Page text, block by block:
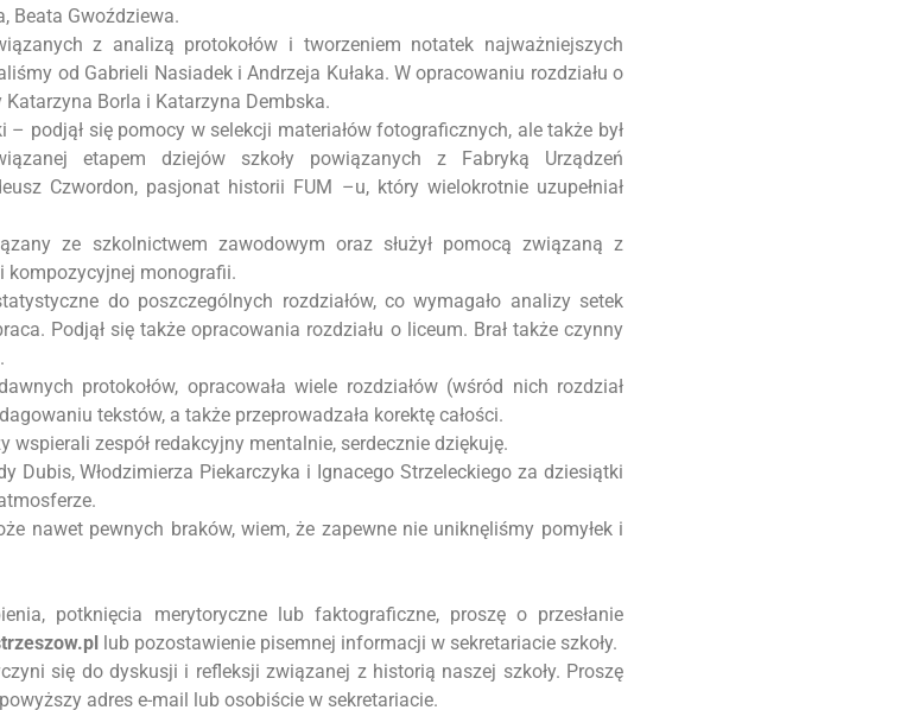
Beata Gwoździewa.
z analizą protokołów i tworzeniem notatek najważniejszych
od Gabrieli Nasiadek i Andrzeja Kułaka. W opracowaniu rozdziału o
Borla i Katarzyna Dembska.
podjął się pomocy w selekcji materiałów fotograficznych, ale także był
etapem dziejów szkoły powiązanych z Fabryką Urządzeń
Czwordon, pasjonat historii FUM –u, który wielokrotnie uzupełniał
ze szkolnictwem zawodowym oraz służył pomocą związaną z
kompozycyjnej monografii.
do poszczególnych rozdziałów, co wymagało analizy setek
Podjął się także opracowania rozdziału o liceum. Brał także czynny
protokołów, opracowała wiele rozdziałów (wśród nich rozdział
tekstów, a także przeprowadzała korektę całości.
zespół redakcyjny mentalnie, serdecznie dziękuję.
Dubis, Włodzimierza Piekarczyka i Ignacego Strzeleckiego za dziesiątki
nawet pewnych braków, wiem, że zapewne nie uniknęliśmy pomyłek i
potknięcia merytoryczne lub faktograficzne, proszę o przesłanie
lub pozostawienie pisemnej informacji w sekretariacie szkoły.
się do dyskusji i refleksji związanej z historią naszej szkoły. Proszę
adres e-mail lub osobiście w sekretariacie.